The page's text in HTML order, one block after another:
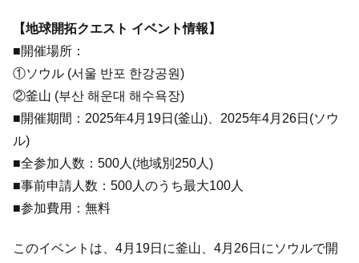
【地球開拓クエスト イベント情報】
■開催場所：
①ソウル (서울 반포 한강공원)
②釜山 (부산 해운대 해수욕장)
■開催期間：2025年4月19日(釜山)、2025年4月26日(ソウ
ル)
■全参加人数：500人(地域別250人)
■事前申請人数：500人のうち最大100人
■参加費用：無料
このイベントは、4月19日に釜山、4月26日にソウルで開